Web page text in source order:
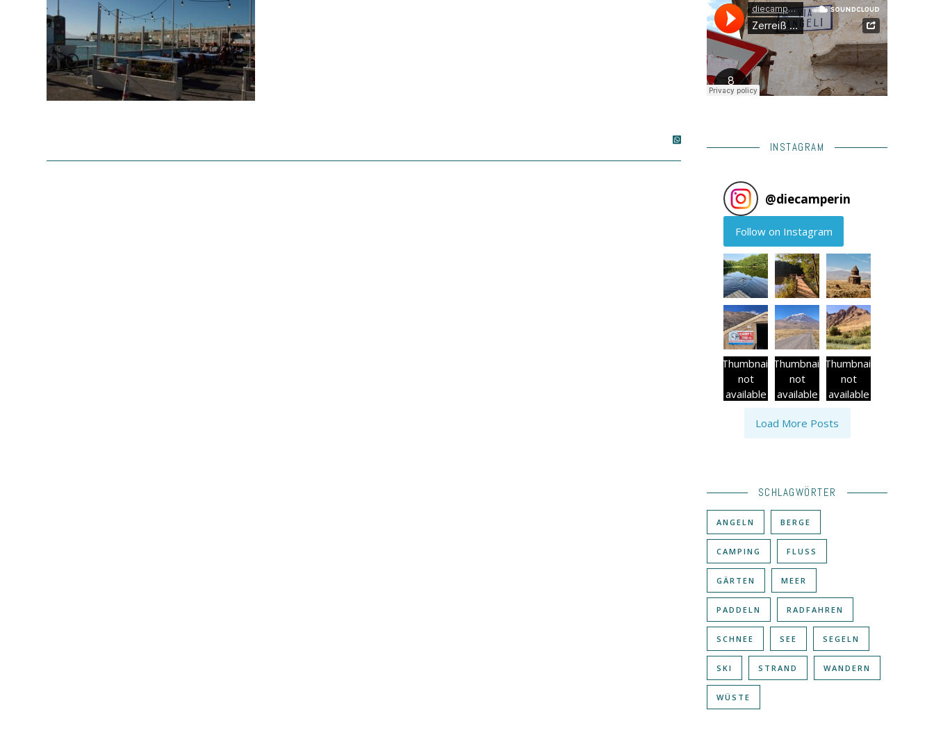
INSTAGRAM
@diecamperin
Follow on Instagram
Thumbnail
not
available
Thumbnail
not
available
Thumbnail
not
available
Load More Posts
SCHLAGWÖRTER
ANGELN BERGE
CAMPING FLUSS
GÄRTEN MEER
PADDELN RADFAHREN
SCHNEE SEE SEGELN
SKI STRAND WANDERN
WÜSTE